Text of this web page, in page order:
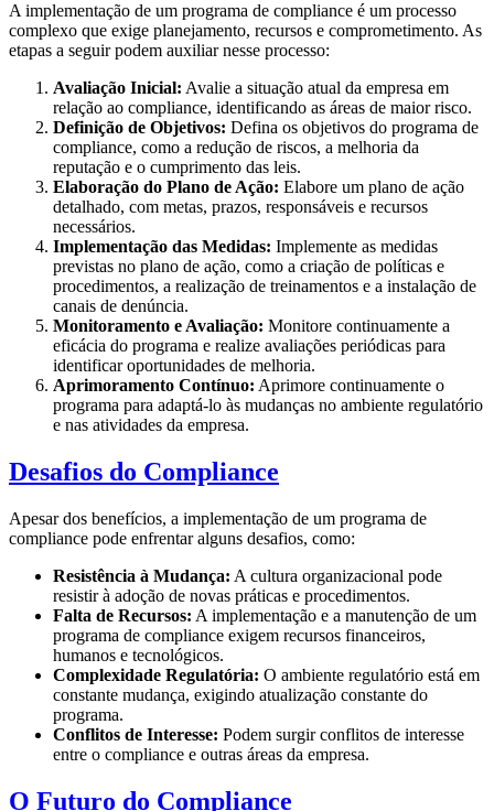
A implementação de um programa de compliance é um processo
complexo que exige planejamento, recursos e comprometimento. As
etapas a seguir podem auxiliar nesse processo:
Avaliação Inicial: Avalie a situação atual da empresa em
relação ao compliance, identificando as áreas de maior risco.
Definição de Objetivos: Defina os objetivos do programa de
compliance, como a redução de riscos, a melhoria da
reputação e o cumprimento das leis.
Elaboração do Plano de Ação: Elabore um plano de ação
detalhado, com metas, prazos, responsáveis e recursos
necessários.
Implementação das Medidas: Implemente as medidas
previstas no plano de ação, como a criação de políticas e
procedimentos, a realização de treinamentos e a instalação de
canais de denúncia.
Monitoramento e Avaliação: Monitore continuamente a
eficácia do programa e realize avaliações periódicas para
identificar oportunidades de melhoria.
Aprimoramento Contínuo: Aprimore continuamente o
programa para adaptá-lo às mudanças no ambiente regulatório
e nas atividades da empresa.
Desafios do Compliance
Apesar dos benefícios, a implementação de um programa de
compliance pode enfrentar alguns desafios, como:
Resistência à Mudança: A cultura organizacional pode
resistir à adoção de novas práticas e procedimentos.
Falta de Recursos: A implementação e a manutenção de um
programa de compliance exigem recursos financeiros,
humanos e tecnológicos.
Complexidade Regulatória: O ambiente regulatório está em
constante mudança, exigindo atualização constante do
programa.
Conflitos de Interesse: Podem surgir conflitos de interesse
entre o compliance e outras áreas da empresa.
O Futuro do Compliance